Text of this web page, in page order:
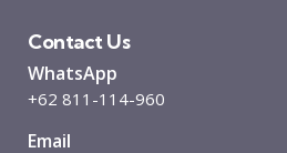
Contact Us
WhatsApp
+62 811-114-960
Email